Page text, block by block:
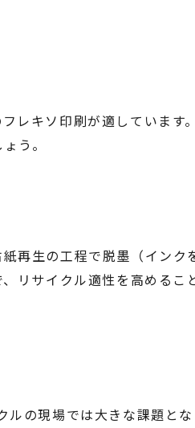
レキソ印刷が適しています
う。
再生の工程で脱墨（インク
リサイクル適性を高めるこ
の現場では大きな課題とな